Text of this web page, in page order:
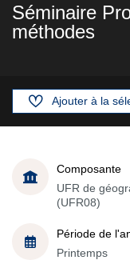
Séminaire
méthodes
Ajouter à la
Composante
UFR de
(UFR08)
Période de
Printemps